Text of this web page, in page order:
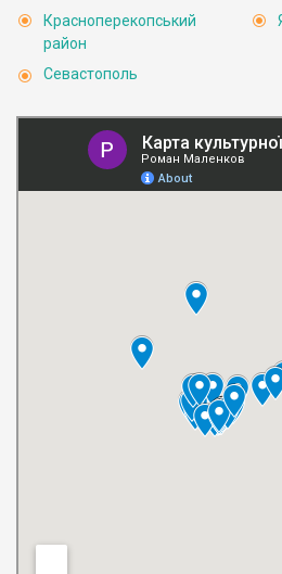
Красноперекопський
район
Севастополь